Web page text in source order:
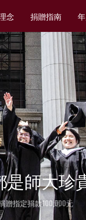
念 捐贈指南
是師大珍
贈指定捐款100,000元
贈指定捐款100元